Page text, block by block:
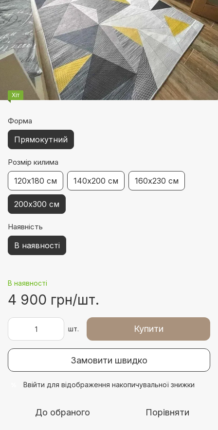
Хіт
Форма
Прямокутний
Розмір килима
120х180 см 140х200 см 160х230 см
200х300 см
Наявність
В наявності
В наявності
4 900 грн/шт.
шт. Купити
Замовити швидко
Ввійти для відображення накопичувальної знижки
До обраного Порівняти